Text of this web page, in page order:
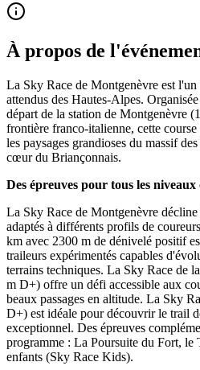
À propos de
La Sky Race de Montgenèvre est
attendus des Hautes-Alpes.
départ de la station de Montgenèvre
frontière franco-italienne, cette
les paysages grandioses du massif
cœur du Briançonnais.
Des épreuves pour tous les
La Sky Race de Montgenèvre
adaptés à différents profils de
km avec 2300 m de dénivelé positif
traileurs expérimentés capables
terrains techniques. La Sky Race de
m D+) offre un défi accessible aux
beaux passages en altitude. La Sky
D+) est idéale pour découvrir le trail
exceptionnel. Des épreuves
programme : La Poursuite du Fort, le
enfants (Sky Race Kids).